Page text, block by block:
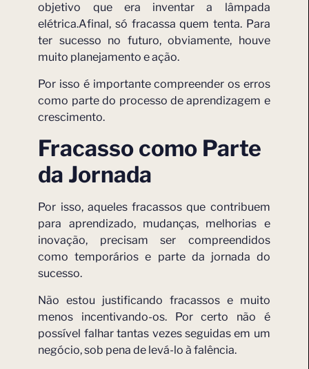
objetivo que era inventar a lâmpada
elétrica.Afinal, só fracassa quem tenta. Para
ter sucesso no futuro, obviamente, houve
muito planejamento e ação.
Por isso é importante compreender os erros
como parte do processo de aprendizagem e
crescimento.
Fracasso como Parte
da Jornada
Por isso, aqueles fracassos que contribuem
para aprendizado, mudanças, melhorias e
inovação, precisam ser compreendidos
como temporários e parte da jornada do
sucesso.
Não estou justificando fracassos e muito
menos incentivando-os. Por certo não é
possível falhar tantas vezes seguidas em um
negócio, sob pena de levá-lo à falência.